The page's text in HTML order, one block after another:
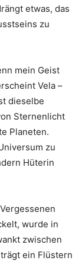
etwas, das
zu
mein Geist
Vela –
dieselbe
Sternenlicht
Planeten.
zu
Hüterin
wurde in
zwischen
ein Flüstern